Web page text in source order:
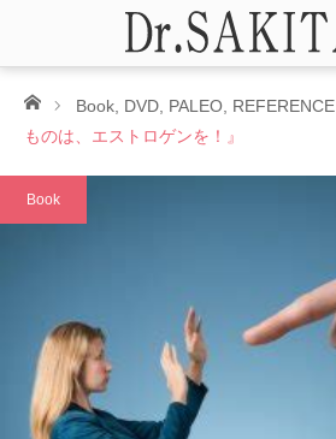
ホームBook DVD PALEO REFERENCE
ものは、エストロゲンを！』
Book